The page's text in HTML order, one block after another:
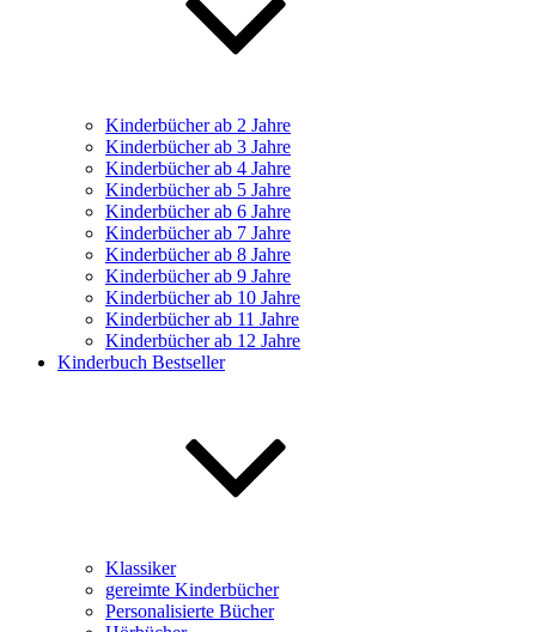
Kinderbücher ab 2 Jahre
Kinderbücher ab 3 Jahre
Kinderbücher ab 4 Jahre
Kinderbücher ab 5 Jahre
Kinderbücher ab 6 Jahre
Kinderbücher ab 7 Jahre
Kinderbücher ab 8 Jahre
Kinderbücher ab 9 Jahre
Kinderbücher ab 10 Jahre
Kinderbücher ab 11 Jahre
Kinderbücher ab 12 Jahre
Kinderbuch Bestseller
Klassiker
gereimte Kinderbücher
Personalisierte Bücher